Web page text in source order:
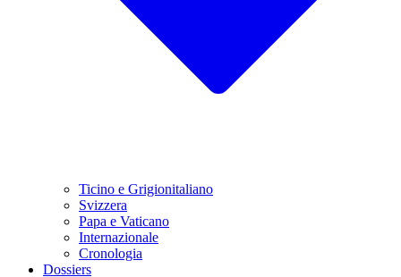
Ticino e Grigionitaliano
Svizzera
Papa e Vaticano
Internazionale
Cronologia
Dossiers